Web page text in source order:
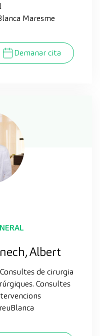
Maresme
Demanar cita
Albert
Consultes de cirurgia
Consultes